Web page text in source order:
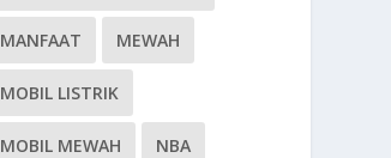
MANFAAT MEWAH
MOBIL LISTRIK
MOBIL MEWAH NBA